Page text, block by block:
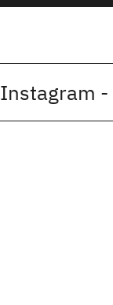
Instagram -